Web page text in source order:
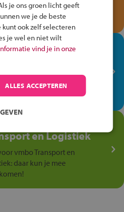
het Fiets Veilig Verkeersspel
een Cortina-fiets!
winkel ben je op je
via het vmbo jouw talent
winkelvloer, waar elke dag
is!
en Logistiek
vmbo Transport en
daar kun je mee
je ons groen licht geeft
we je de beste
kunt ook zelf selecteren
je wel en niet wilt
vind je in onze
ALLES ACCEPTEREN